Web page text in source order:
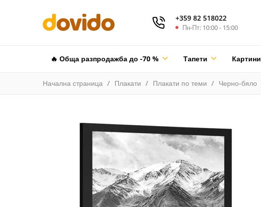
+359 82 518022
Пн-Пт: 10:00 - 15:00
🔥 Обща разпродажба до -70 % Тапети Картини
Начална страница Плакати Плакати по теми Черно-бяло